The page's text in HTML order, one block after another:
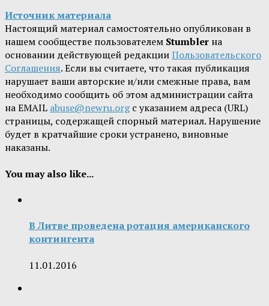
Источник материала
Настоящий материал самостоятельно опубликован в
нашем сообществе пользователем Stumbler на
основании действующей редакцииПользовательского
Соглашения. Если вы считаете, что такая публикация
нарушает ваши авторские и/или смежные права, вам
необходимо сообщить об этом администрации сайта
на EMAIL abuse@newru.orgс указанием адреса (URL)
страницы, содержащей спорный материал. Нарушение
будет в кратчайшие сроки устранено, виновные
наказаны.
You may also like...
В Литве проведена ротация американского
контингента
11.01.2016